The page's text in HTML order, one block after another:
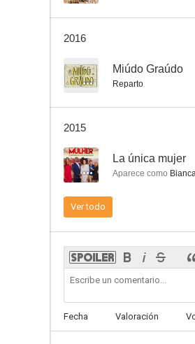
2016
-- Miúdo Graúdo
Reparto
2015
-- La única mujer
Aparece como
Ver todo
Fecha Valoración